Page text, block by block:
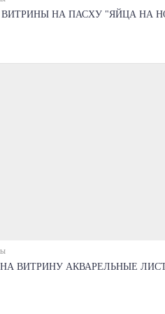
ВИТРИНЫ НА ПАСХУ "ЯЙЦА НА
ВИТРИНУ АКВАРЕЛЬНЫЕ